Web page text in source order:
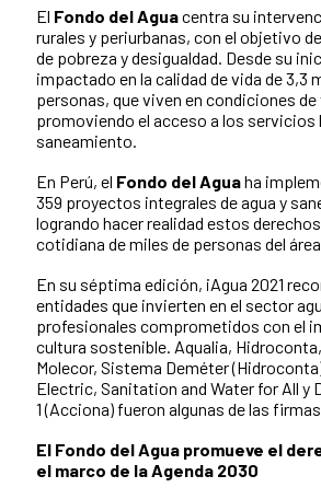
El Fondo del Aguacentra su
rurales y periurbanas, con el objetivo
de pobreza y desigualdad. Desde su
impactado en la calidad de vida de 3,3
personas, que viven en condiciones de
promoviendo el acceso a los servicios
saneamiento.
En Perú, el Fondo del Aguaha
359 proyectos integrales de agua y
logrando hacer realidad estos
cotidiana de miles de personas del
En su séptima edición, iAgua 2021
entidades que invierten en el sector
profesionales comprometidos con el
cultura sostenible. Aqualia,
Molecor, Sistema Deméter
Electric, Sanitation and Water for All y
1 (Acciona) fueron algunas de las
El Fondo del Agua promueve el
el marco de la Agenda 2030